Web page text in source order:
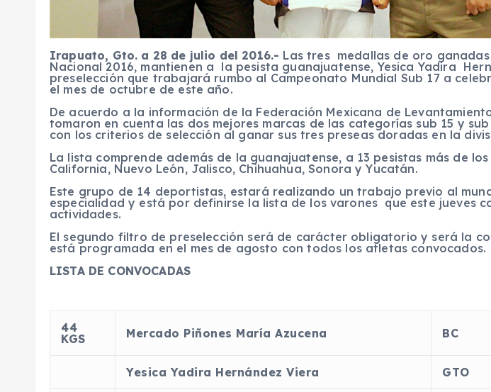
Irapuato, Gto. a 28 de julio del 2016.- Las tres medallas de oro
Nacional 2016, mantienen a la pesista guanajuatense, Yesica Yadira
preselección que trabajará rumbo al Campeonato Mundial Sub 17 a
el mes de octubre de este año.
De acuerdo a la información de la Federación Mexicana de
tomaron en cuenta las dos mejores marcas de las categorías sub 15 y sub
con los criterios de selección al ganar sus tres preseas doradas en la
La lista comprende además de la guanajuatense, a 13 pesistas más de
California, Nuevo León, Jalisco, Chihuahua, Sonora y Yucatán.
Este grupo de 14 deportistas, estará realizando un trabajo previo al
especialidad y está por definirse la lista de los varones que este jueves
actividades.
El segundo filtro de preselección será de carácter obligatorio y será la
está programada en el mes de agosto con todos los atletas convocados.
LISTA DE CONVOCADAS
44
KGS
Mercado Piñones María Azucena BC
Yesica Yadira Hernández Viera GTO